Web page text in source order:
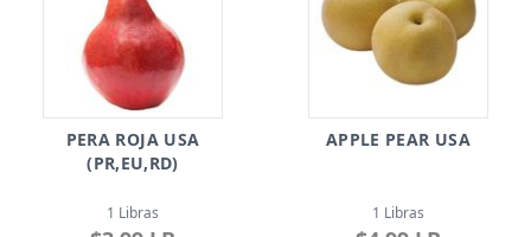
PERA ROJA USA
(PR,EU,RD)
1 Libras
APPLE PEAR USA
1 Libras